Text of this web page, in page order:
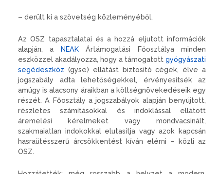
– derült ki a szövetség közleményéből.
Az OSZ tapasztalatai és a hozzá eljutott információk
alapján, a NEAKÁrtámogatási Főosztálya minden
eszközzel akadályozza, hogy a támogatott gyógyászati
segédeszköz (gyse) ellátást biztosító cégek, élve a
jogszabály adta lehetőségekkel, érvényesítsék az
amúgy is alacsony áraikban a költségnövekedéseik egy
részét. A Főosztály a jogszabályok alapján benyújtott,
részletes számításokkal és indoklással ellátott
áremelési kérelmeket vagy mondvacsinált,
szakmaiatlan indokokkal elutasítja vagy azok kapcsán
hasraütésszerű árcsökkentést kíván elérni – közli az
OSZ.